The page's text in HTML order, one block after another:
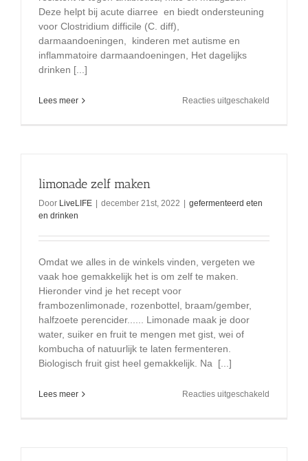
Deze helpt bij acute diarree en biedt ondersteuning
voor Clostridium difficile (C. diff),
darmaandoeningen, kinderen met autisme en
inflammatoire darmaandoeningen, Het dagelijks
drinken [...]
Lees meer Reacties uitgeschakeld
limonade zelf maken
Door LiveLIFE | december 21st, 2022 | gefermenteerd eten
en drinken
Omdat we alles in de winkels vinden, vergeten we
vaak hoe gemakkelijk het is om zelf te maken.
Hieronder vind je het recept voor
frambozenlimonade, rozenbottel, braam/gember,
halfzoete perencider...... Limonade maak je door
water, suiker en fruit te mengen met gist, wei of
kombucha of natuurlijk te laten fermenteren.
Biologisch fruit gist heel gemakkelijk. Na [...]
Lees meer Reacties uitgeschakeld